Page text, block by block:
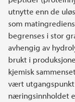
utnytte enn de
som
begrenses i stor
avhengig av
brukt i
kjemisk
vært
næringsinnholdet